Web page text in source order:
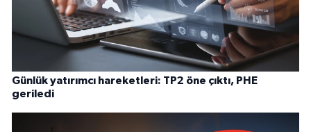
Günlük yatırımcı hareketleri: TP2 öne çıktı, PHE
geriledi